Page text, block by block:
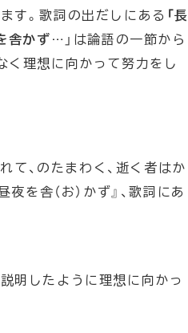
す。歌詞の出だしにある 「長
舎かず… 」は論語の一節から
く理想に向かって努力をし
て、のたまわく、逝く者はか
を舎（お）かず』、歌詞にあ
明したように理想に向かっ